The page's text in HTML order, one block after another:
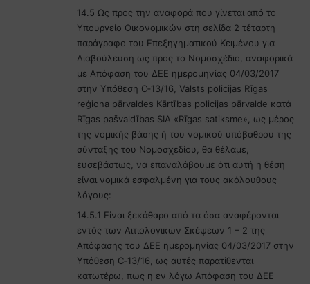
14.5 Ως προς την αναφορά που γίνεται από το
Υπουργείο Οικονομικών στη σελίδα 2 τέταρτη
παράγραφο του Επεξηγηματικού Κειμένου για
Διαβούλευση ως προς το Νομοσχέδιο, αναφορικά
με Απόφαση του ΔΕΕ ημερομηνίας 04/03/2017
στην Υπόθεση C‑13/16, Valsts policijas Rīgas
reģiona pārvaldes Kārtības policijas pārvalde κατά
Rīgas pašvaldības SIA «Rīgas satiksme», ως μέρος
της νομικής βάσης ή του νομικού υπόβαθρου της
σύνταξης του Νομοσχεδίου, θα θέλαμε,
ευσεβάστως, να επαναλάβουμε ότι αυτή η θέση
είναι νομικά εσφαλμένη για τους ακόλουθους
λόγους:
14.5.1 Είναι ξεκάθαρο από τα όσα αναφέρονται
εντός των Αιτιολογικών Σκέψεων 1 – 2 της
Απόφασης του ΔΕΕ ημερομηνίας 04/03/2017 στην
Υπόθεση C‑13/16, ως αυτές παρατίθενται
κατωτέρω, πως η εν λόγω Απόφαση του ΔΕΕ